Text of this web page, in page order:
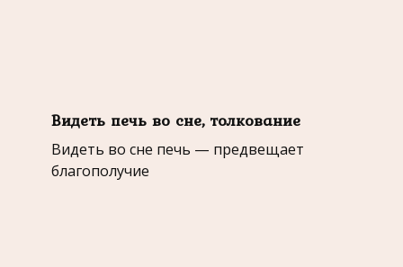
Видеть печь во сне, толкование
Видеть во сне печь — предвещает
благополучие